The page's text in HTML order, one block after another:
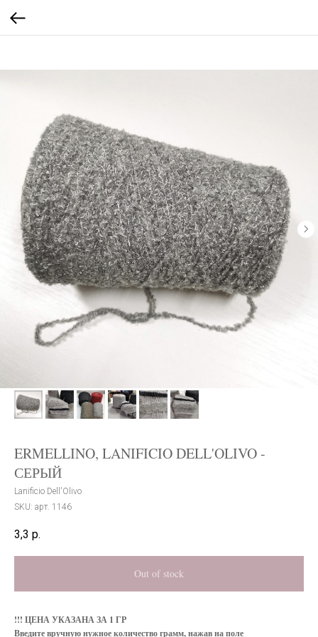
ERMELLINO, LANIFICIO DELL'OLIVO -
СЕРЫЙ
Lanificio Dell'Olivo
SKU: арт. 1146
3,3 р.
Out of stock
!!! ЦЕНА УКАЗАНА ЗА 1 ГР
Введите вручную нужное количество грамм, нажав на поле